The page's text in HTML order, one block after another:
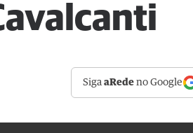
SigaaRede no Google